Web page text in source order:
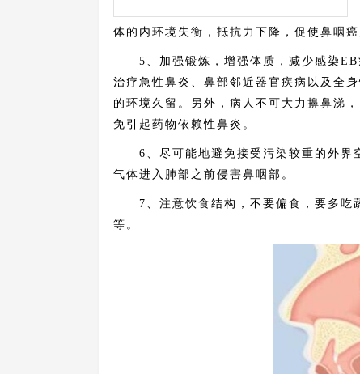
体的内环境失衡，抵抗力下降，促使鼻咽癌
5、加强锻炼，增强体质，减少感染EB
治疗急性鼻炎、鼻部邻近器官疾病以及全
的环境久留。另外，病人不可大力擤鼻涕
免引起药物依赖性鼻炎。
6、尽可能地避免接受污染较重的外界
气体进入肺部之前侵害鼻咽部。
7、注意饮食结构，不要偏食，要多吃
等。